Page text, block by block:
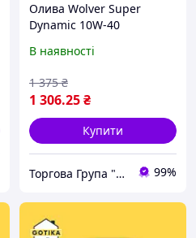
Олива Wolver Super
Dynamic 10W-40
В наявності
1 306.25₴
1 375 ₴
Купити
Торгова Група "ГОТІКА" 99%